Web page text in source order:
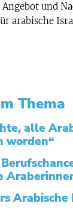
und
arabische
Thema
alle
worden“